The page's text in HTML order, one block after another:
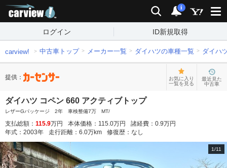
検索 通知
i
ログイン ID新規取得
carview! 中古車トップ メーカー一覧 ダイハツの車種一覧 ダイハ
提供：
お気に入り
一覧を見る
最近見た
中古車
ダイハツ コペン 660 アクティブトップ
レザーGパッケージ 2年 車検整備7万 MT/
支払総額： 115.9万円 本体価格： 115.0万円 諸経費： 0.9万円
年式： 2003年 走行距離： 6.0万km 修復歴： なし
1/11